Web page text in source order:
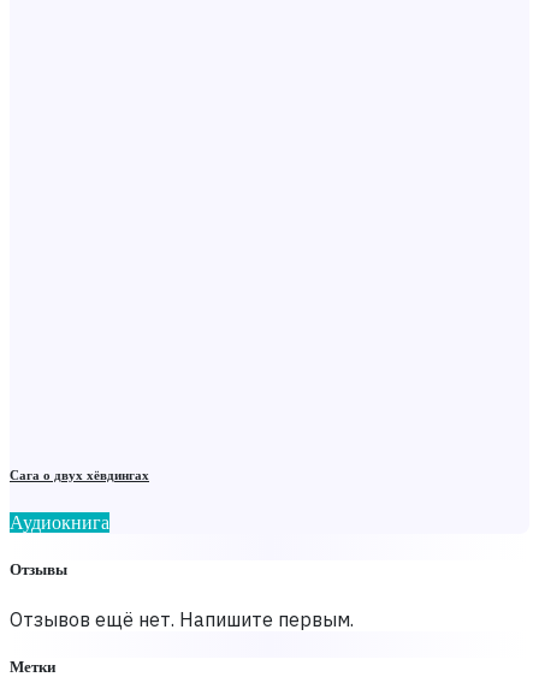
Сага о двух хёвдингах
Аудиокнига
Отзывы
Отзывов ещё нет. Напишите первым.
Метки